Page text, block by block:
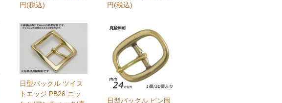
円(税込)
円(税込)
日型バックル ツイス
トエッジ PB26 ニッ
日型バックル ピン固